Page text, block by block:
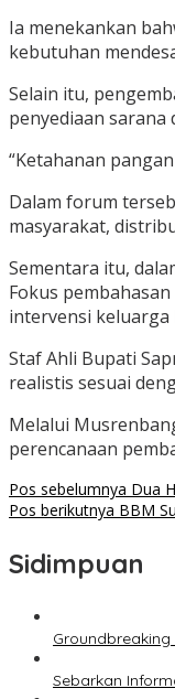
Ia menekankan
kebutuhan
Selain itu,
penyediaan sarana
“Ketahanan
Dalam forum
masyarakat,
Sementara itu,
Fokus
intervensi
Staf Ahli Bupati
realistis sesuai
Melalui
perencanaan
Navigasi
Pos sebelumnya Dua
Pos berikutnya BBM
Sidimpuan
Sebarkan